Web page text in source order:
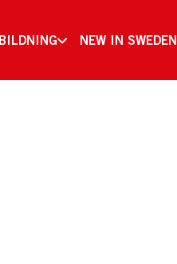
NEW IN SWEDEN